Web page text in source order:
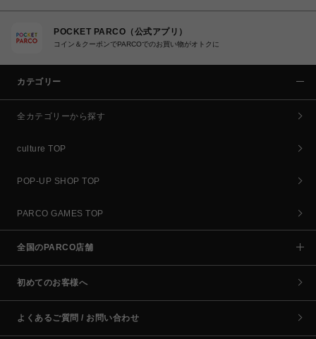
POCKET PARCO（公式アプリ）
コイン＆クーポンでPARCOでのお買い物がオトクに
カテゴリー
全カテゴリーから探す
culture TOP
POP-UP SHOP TOP
PARCO GAMES TOP
全国のPARCO店舗
初めてのお客様へ
よくあるご質問 / お問い合わせ